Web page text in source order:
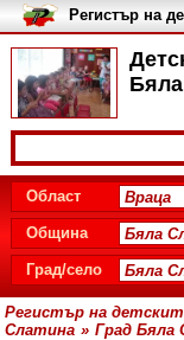
Регистър на
България
Област
Община
Град/село
Регистър на
Слатина » Град Бяла